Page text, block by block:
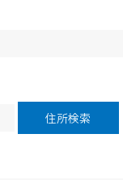
住所検索